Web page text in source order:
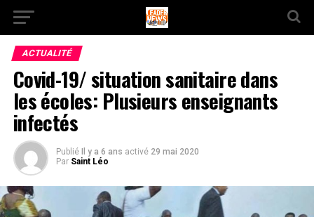
ACTUALITÉ
Covid-19/ situation sanitaire dans
les écoles: Plusieurs enseignants
infectés
Publié Il y a 6 ans activé 29 mai 2020
Par Saint Léo